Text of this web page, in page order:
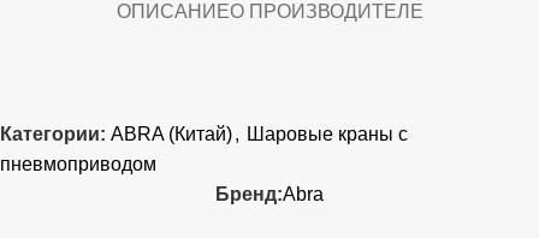
ОПИСАНИЕО ПРОИЗВОДИТЕЛЕ
Категории: ABRA (Китай), Шаровые краны с
пневмоприводом
Бренд:Abra